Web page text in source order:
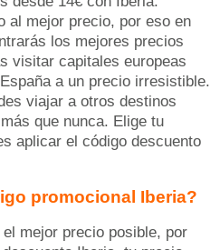
al mejor precio, por eso en
los mejores precios
visitar capitales europeas
a un precio irresistible.
viajar a otros destinos
que nunca. Elige tu
aplicar el código descuento
promocional Iberia?
mejor precio posible, por